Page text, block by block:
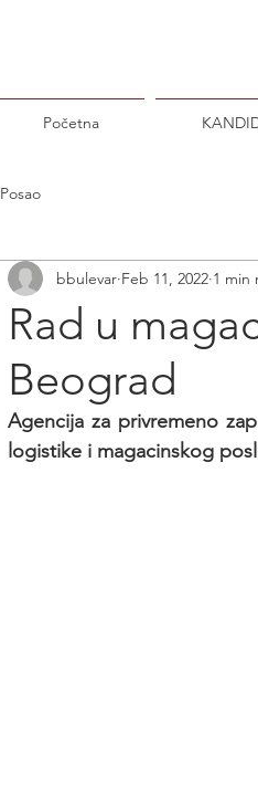
Početna
Posao
Rad u
Beograd
bbulevar Feb 11, 2022 1 min
Agencija za privremeno
logistike i magacinskog